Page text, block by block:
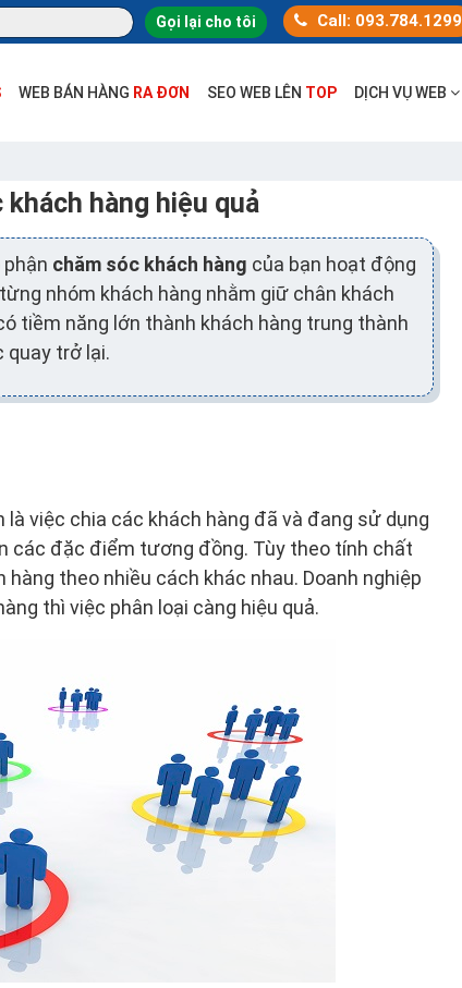
Gọi lại cho tôi Call: 093.784.1299
WEB BÁN HÀNG RA ĐƠN SEO WEB LÊN TOP DỊCH VỤ WEB
hàng hiệu quả
chăm sóc khách hàng của bạn hoạt động
nhóm khách hàng nhằm giữ chân khách
tiềm năng lớn thành khách hàng trung thành
quay trở lại.
việc chia các khách hàng đã và đang sử dụng
các đặc điểm tương đồng. Tùy theo tính chất
theo nhiều cách khác nhau. Doanh nghiệp
thì việc phân loại càng hiệu quả.